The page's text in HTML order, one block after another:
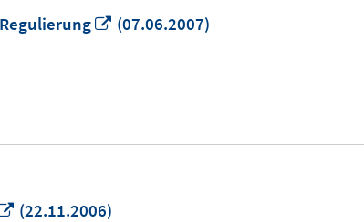
In
(07.06.2007)
In
(22.11.2006)